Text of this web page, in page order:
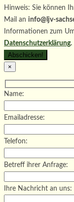
Hinweis: Sie können
Mail an info@ljv-
Informationen zum
Datenschutzerklärung.
×
Name:
Emailadresse:
Telefon:
Betreff ihrer Anfrage:
Ihre Nachricht an uns: